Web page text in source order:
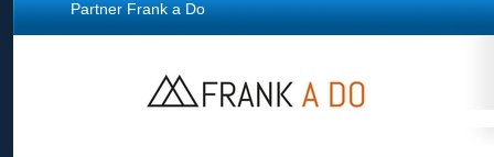
Partner Frank a Do